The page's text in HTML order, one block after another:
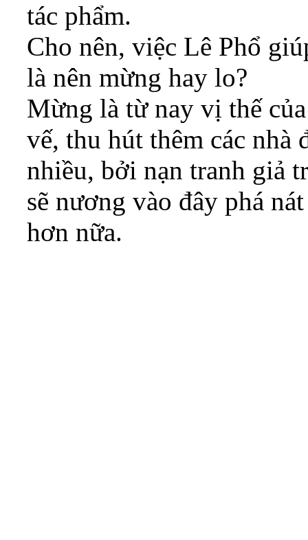
tác phẩm.
Cho nên, việc Lê Phổ
là nên mừng hay lo?
Mừng là từ nay vị thế
vế, thu hút thêm các
nhiều, bởi nạn tranh giả
sẽ nương vào đây phá
hơn nữa.